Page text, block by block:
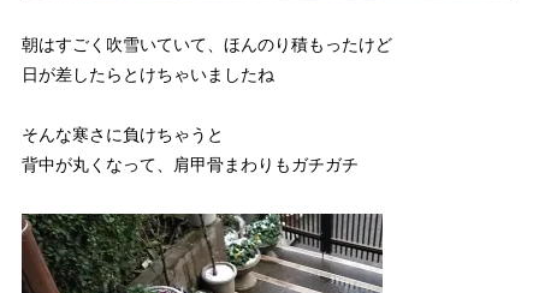
朝はすごく吹雪いていて、ほんのり積もったけど
日が差したらとけちゃいましたね
そんな寒さに負けちゃうと
背中が丸くなって、肩甲骨まわりもガチガチ